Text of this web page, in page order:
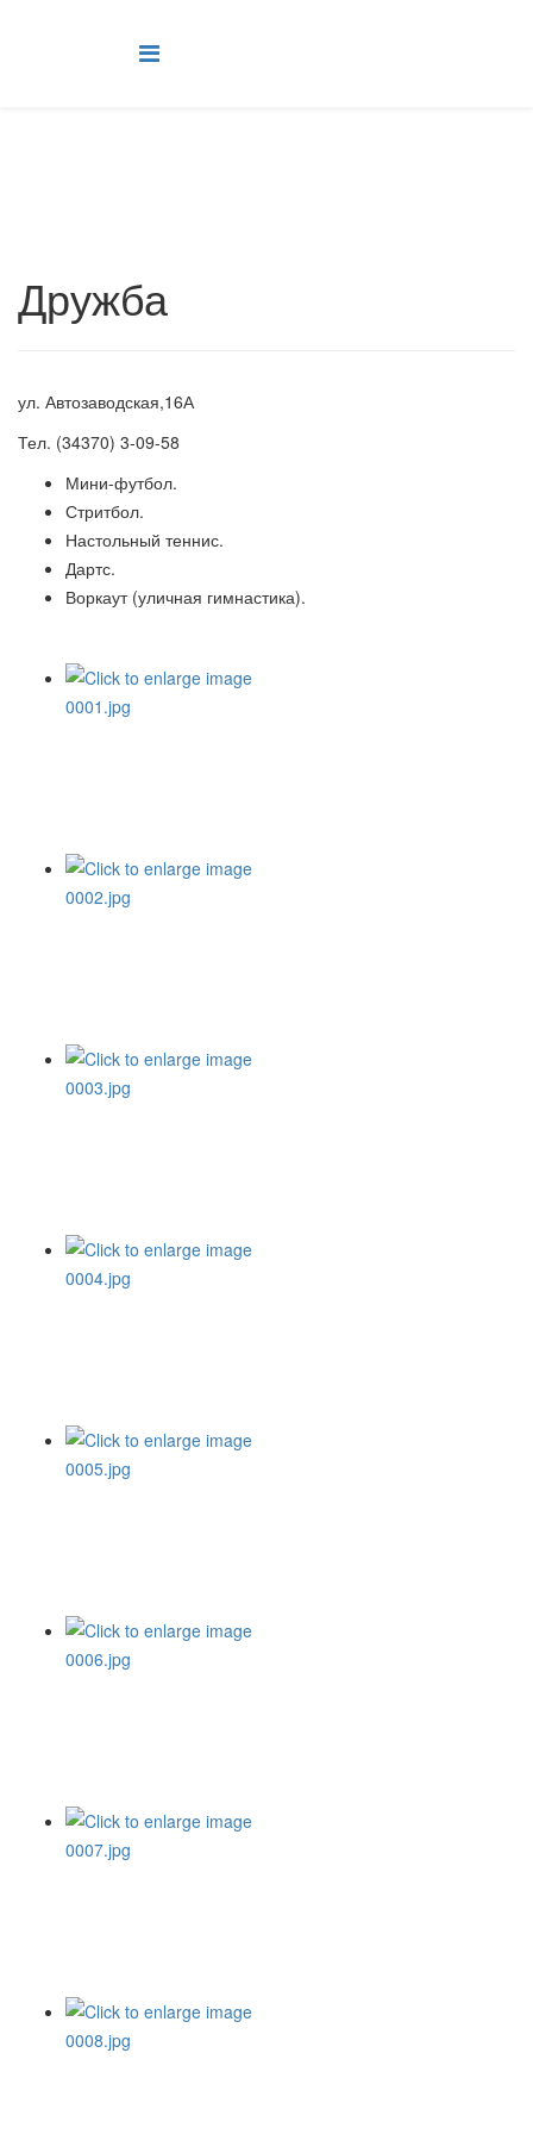
Дружба
ул. Автозаводская,16А
Тел. (34370) 3-09-58
Мини-футбол.
Стритбол.
Настольный теннис.
Дартс.
Воркаут (уличная гимнастика).